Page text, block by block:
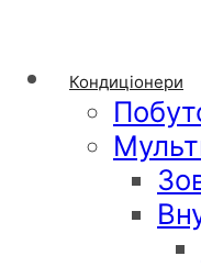
Кондиціонери